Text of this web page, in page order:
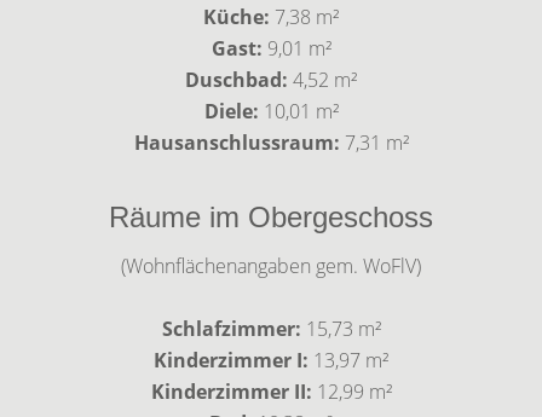
Küche: 7,38 m²
Gast: 9,01 m²
Duschbad: 4,52 m²
Diele: 10,01 m²
Hausanschlussraum: 7,31 m²
Räume im Obergeschoss
(Wohnflächenangaben gem. WoFlV)
Schlafzimmer: 15,73 m²
Kinderzimmer I: 13,97 m²
Kinderzimmer II: 12,99 m²